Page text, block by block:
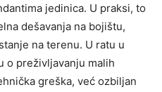
jedinica. U praksi, to
dešavanja na bojištu,
na terenu. U ratu u
o preživljavanju malih
greška, već ozbiljan